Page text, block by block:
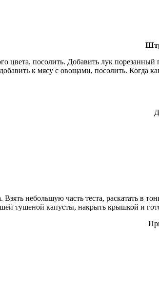
цвета, посолить. Добавить лук
к мясу с овощами, посолить. Когда
Взять небольшую часть теста, раскатать в
тушеной капусты, накрыть крышкой и